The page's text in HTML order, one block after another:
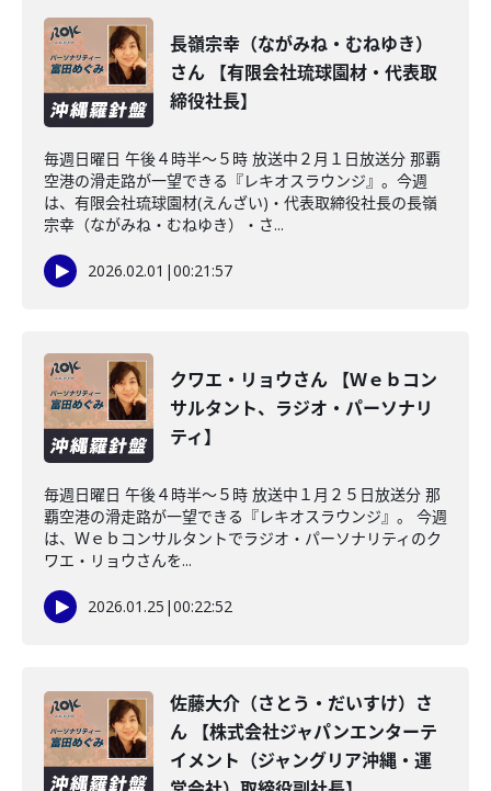
長嶺宗幸（ながみね・むねゆき）
さん 【有限会社琉球園材・代表取
締役社長】
毎週日曜日 午後４時半～５時 放送中２月１日放送分 那覇
空港の滑走路が一望できる『レキオスラウンジ』。今週
は、有限会社琉球園材(えんざい)・代表取締役社長の長嶺
宗幸（ながみね・むねゆき）・さ...
2026.02.01 |00:21:57
クワエ・リョウさん 【Ｗｅｂコン
サルタント、ラジオ・パーソナリ
ティ】
毎週日曜日 午後４時半～５時 放送中１月２５日放送分 那
覇空港の滑走路が一望できる『レキオスラウンジ』。 今週
は、Ｗｅｂコンサルタントでラジオ・パーソナリティのク
ワエ・リョウさんを...
2026.01.25 |00:22:52
佐藤大介（さとう・だいすけ）さ
ん 【株式会社ジャパンエンターテ
イメント（ジャングリア沖縄・運